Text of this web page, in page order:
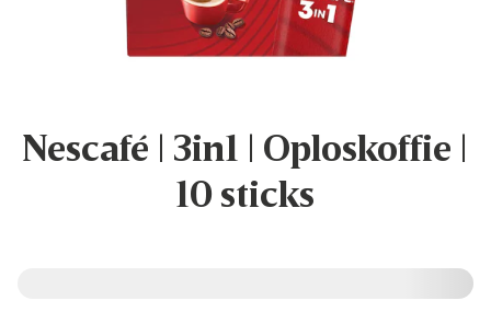
Nescafé | 3in1 | Oploskoffie |
10 sticks